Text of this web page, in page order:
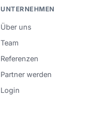
UNTERNEHMEN
Über uns
Team
Referenzen
Partner werden
Login